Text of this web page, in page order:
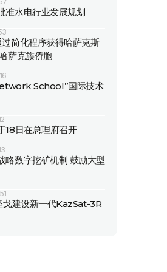
准水电行业发展规划
简化程序获得哈萨克斯
萨克族侨胞
School”国际技术
18日在总理府召开
略数字挖矿机制 鼓励大型
戈建设新一代KazSat-3R